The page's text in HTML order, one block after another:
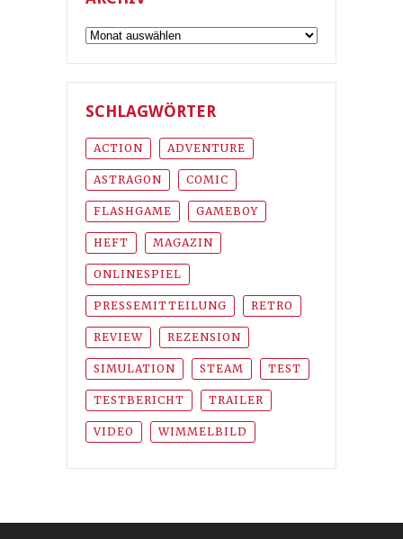
Archiv
SCHLAGWÖRTER
ACTION ADVENTURE
ASTRAGON COMIC
FLASHGAME GAMEBOY
HEFT MAGAZIN
ONLINESPIEL
PRESSEMITTEILUNG RETRO
REVIEW REZENSION
SIMULATION STEAM TEST
TESTBERICHT TRAILER
VIDEO WIMMELBILD